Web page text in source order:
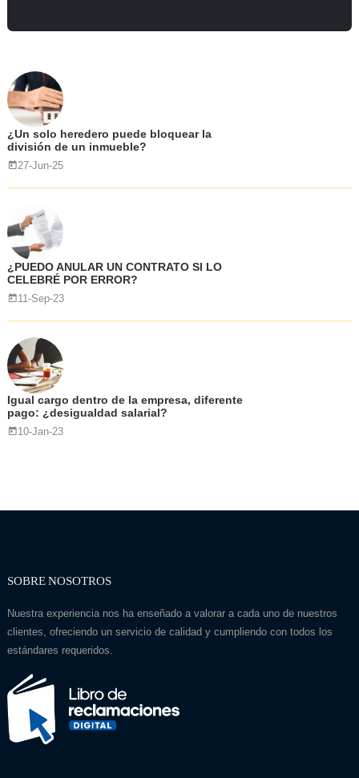
¿Un solo heredero puede bloquear la
división de un inmueble?
27-Jun-25
¿PUEDO ANULAR UN CONTRATO SI LO
CELEBRÉ POR ERROR?
11-Sep-23
Igual cargo dentro de la empresa, diferente
pago: ¿desigualdad salarial?
10-Jan-23
SOBRE NOSOTROS
Nuestra experiencia nos ha enseñado a valorar a cada uno de nuestros
clientes, ofreciendo un servicio de calidad y cumpliendo con todos los
estándares requeridos.